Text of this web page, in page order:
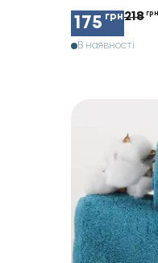
175 грн218 грн
В наявності